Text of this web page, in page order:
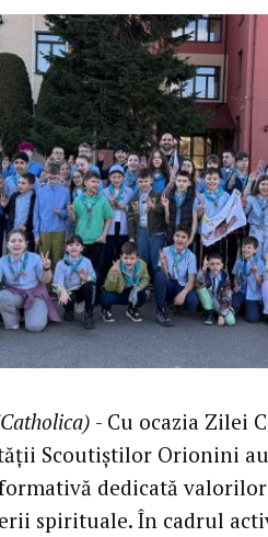
- Cu ocazia Zilei
Scoutiștilor Orionini
dedicată valorilor
spirituale. În cadrul